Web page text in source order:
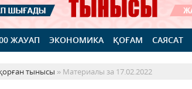
ЖАУАП ЭКОНОМИКА ҚОҒАМ САЯСАТ
тынысы » Материалы за 17.02.2022